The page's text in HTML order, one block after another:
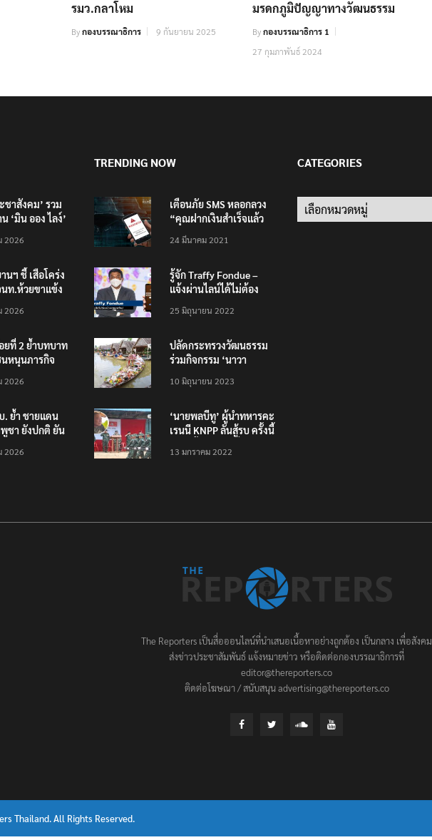
รมว.กลาโหม
Byกองบรรณาธิการ 9 กันยายน 2025
มรดกภูมิปัญญาทางวัฒนธรรม
Byกองบรรณาธิการ 1
27 กุมภาพันธ์ 2024
ชาสังคม’ รวม
‘มิน ออง ไลง์’
ชญากร’
2026
นฯ ชี้ เสือโคร่ง
นท.ห้วยขาแข้ง
เข้าข่าย ‘เสือ
2026
ที่ 2 ย้ำบทบาท
หนุนภารกิจ
2026
. ย้ำ ชายแดน
ชา ยังปกติ ยัน
ชม.
2026
TRENDING NOW
เตือนภัย SMS หลอกลวง
“คุณฝากเงินสำเร็จแล้ว
200,000 บาท”
24 มีนาคม 2021
รู้จัก Traffy Fondue –
แจ้งผ่านไลน์ได้ไม่ต้อง
ทั่วไทย ไม่ใช่แค่ในกรุง
25 มิถุนายน 2022
ปลัดกระทรวงวัฒนธรรม
ร่วมกิจกรรม ‘นาวา
ตักบาตรทางน้ำ
10 มิถุนายน 2023
‘นายพลบีทู’ ผู้นำทหารคะ
เรนนี KNPP ลั่นสู้รบ ครั้งนี้
ประชาชนต้องชนะ
13 มกราคม 2022
CATEGORIES
Categories
The Reporters เป็นสื่อออนไลน์ที่นำเสนอเนื้อหาอย่างถูกต้อง เป็นกลาง เพื่อสังคม
ส่งข่าวประชาสัมพันธ์ แจ้งหมายข่าว หรือติดต่อกองบรรณาธิการที่
editor@thereporters.co
ติดต่อโฆษณา / สนับสนุน advertising@thereporters.co
Thailand. All Rights Reserved.